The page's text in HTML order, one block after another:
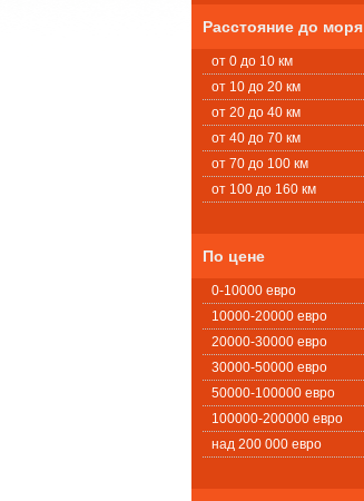
Расстояние до моря
от 0 до 10 км
от 10 до 20 км
от 20 до 40 км
от 40 до 70 км
от 70 до 100 км
от 100 до 160 км
По цене
0-10000 евро
10000-20000 евро
20000-30000 евро
30000-50000 евро
50000-100000 евро
100000-200000 евро
над 200 000 евро